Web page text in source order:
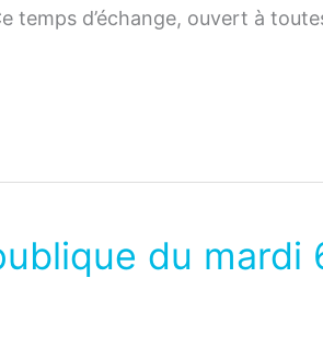
temps d’échange, ouvert à
du mardi